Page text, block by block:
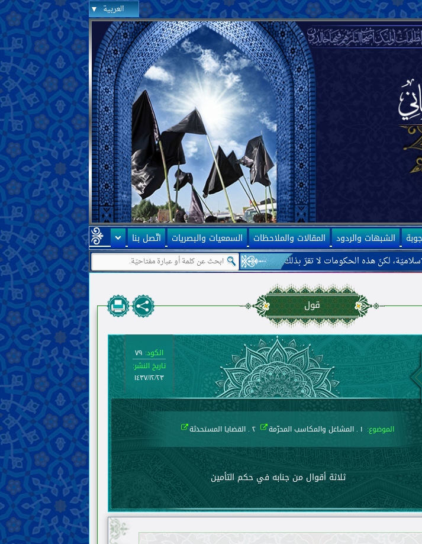
العربية
الشبهات والردود المقالات والملاحظات السمعيات والبصريات
اتّصل بنا
الحكومات لا تقرّ بذلك، بل ترى بعضها كحكومة إيران أنّها ممهّدة لظهور الإمام المهديّ عليه السلام! سؤالي أنّه كيف
قول
الكود: ٧٩
تاريخ النشر:
١٤٣٧/١٢/٢٣
الموضوع: ١ . المشاغل والمكاسب المحرّمة
ثلاثة أقوال من جنابه في حكم التأمين